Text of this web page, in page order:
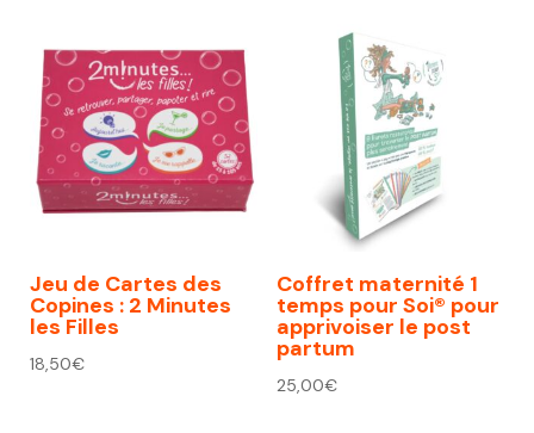
Jeu de Cartes des
Copines : 2 Minutes
les Filles
18,50€
Coffret maternité 1
temps pour Soi® pour
apprivoiser le post
partum
25,00€